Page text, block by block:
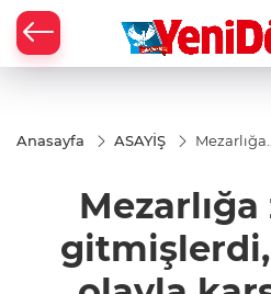
Anasayfa ASAYİŞ
Mezarlığa
korkunç
olayla
karşılaştılar